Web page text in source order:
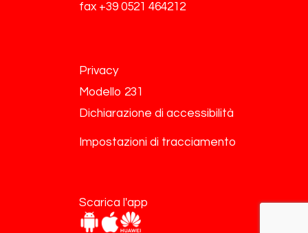
fax +39 0521 464212
Privacy
Modello 231
Dichiarazione di accessibilità
Impostazioni di tracciamento
Scarica l'app